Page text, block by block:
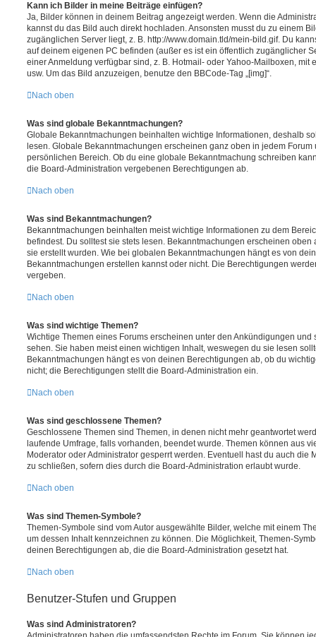
Kann ich Bilder in meine Beiträge einfügen?
Ja, Bilder können in deinem Beitrag angezeigt werden. Wenn die
kannst du das Bild auch direkt hochladen. Ansonsten musst du zu einem
zugänglichen Server liegt, z. B. http://www.domain.tld/mein-bild.gif. Du
auf deinem eigenen PC befinden (außer es ist ein öffentlich zugänglicher
einer Anmeldung verfügbar sind, z. B. Hotmail- oder Yahoo-Mailboxen, mit
usw. Um das Bild anzuzeigen, benutze den BBCode-Tag „[img]“.
Nach oben
Was sind globale Bekanntmachungen?
Globale Bekanntmachungen beinhalten wichtige Informationen, deshalb
lesen. Globale Bekanntmachungen erscheinen ganz oben in jedem
persönlichen Bereich. Ob du eine globale Bekanntmachung schreiben
die Board-Administration vergebenen Berechtigungen ab.
Nach oben
Was sind Bekanntmachungen?
Bekanntmachungen beinhalten meist wichtige Informationen zu dem
befindest. Du solltest sie stets lesen. Bekanntmachungen erscheinen oben
sie erstellt wurden. Wie bei globalen Bekanntmachungen hängt es von
Bekanntmachungen erstellen kannst oder nicht. Die Berechtigungen
vergeben.
Nach oben
Was sind wichtige Themen?
Wichtige Themen eines Forums erscheinen unter den Ankündigungen und
sehen. Sie haben meist einen wichtigen Inhalt, weswegen du sie lesen
Bekanntmachungen hängt es von deinen Berechtigungen ab, ob du
nicht; die Berechtigungen stellt die Board-Administration ein.
Nach oben
Was sind geschlossene Themen?
Geschlossene Themen sind Themen, in denen nicht mehr geantwortet
laufende Umfrage, falls vorhanden, beendet wurde. Themen können aus
Moderator oder Administrator gesperrt werden. Eventuell hast du auch die
zu schließen, sofern dies durch die Board-Administration erlaubt wurde.
Nach oben
Was sind Themen-Symbole?
Themen-Symbole sind vom Autor ausgewählte Bilder, welche mit einem
um dessen Inhalt kennzeichnen zu können. Die Möglichkeit, Themen-
deinen Berechtigungen ab, die die Board-Administration gesetzt hat.
Nach oben
Benutzer-Stufen und Gruppen
Was sind Administratoren?